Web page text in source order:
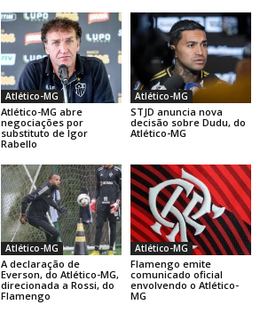
Atlético-MG
Atlético-MG abre
negociações por
substituto de Igor
Rabello
Atlético-MG
STJD anuncia nova
decisão sobre Dudu, do
Atlético-MG
Atlético-MG
A declaração de
Everson, do Atlético-MG,
direcionada a Rossi, do
Flamengo
Atlético-MG
Flamengo emite
comunicado oficial
envolvendo o Atlético-
MG